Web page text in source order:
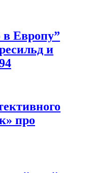
Европу”
и
про